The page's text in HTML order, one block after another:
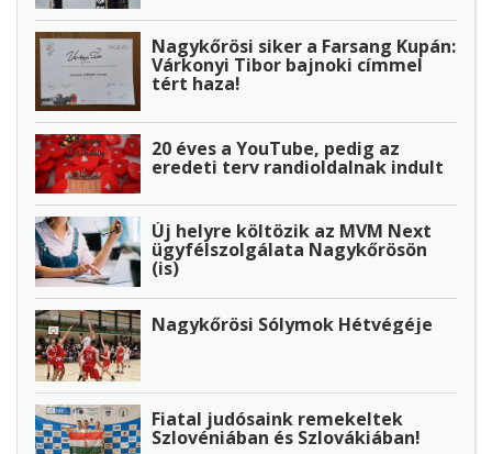
Nagykőrösi siker a Farsang Kupán:
Várkonyi Tibor bajnoki címmel
tért haza!
20 éves a YouTube, pedig az
eredeti terv randioldalnak indult
Új helyre költözik az MVM Next
ügyfélszolgálata Nagykőrösön
(is)
Nagykőrösi Sólymok Hétvégéje
Fiatal judósaink remekeltek
Szlovéniában és Szlovákiában!